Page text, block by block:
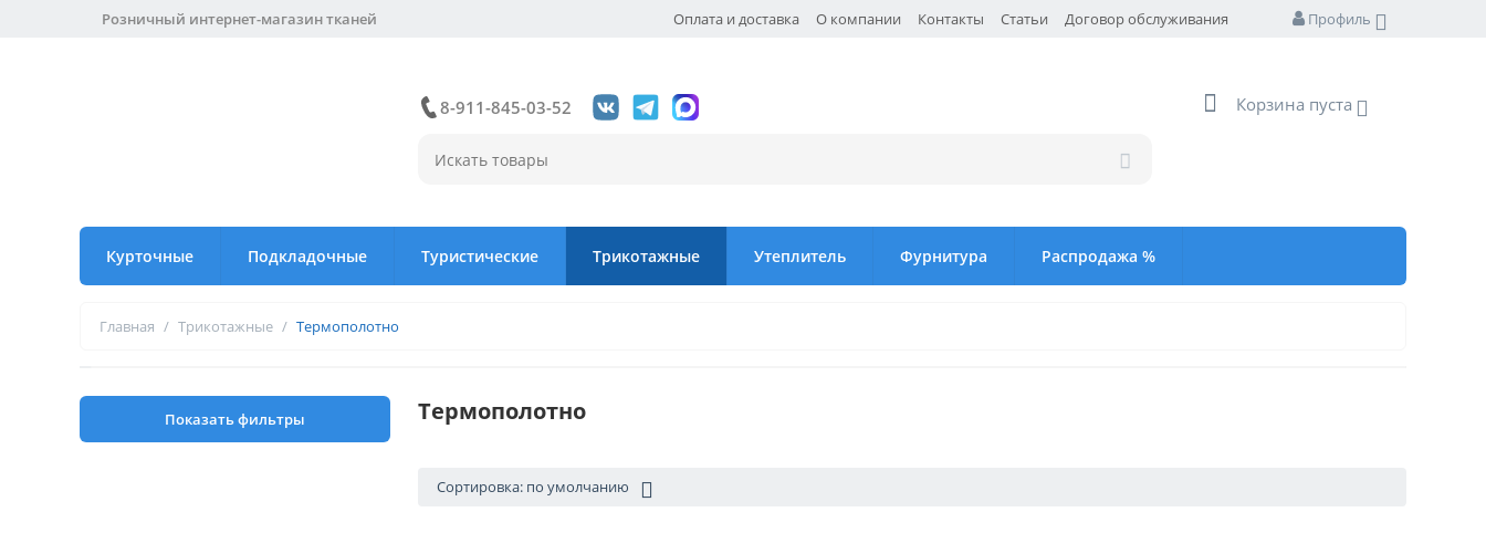
Профиль
Оплата и доставка О компании Контакты Статьи Договор обслуживания
Розничный интернет-магазин тканей
8-911-845-03-52 Корзина пуста
Курточные Подкладочные Туристические Трикотажные Утеплитель Фурнитура Распродажа %
Главная / Трикотажные / Термополотно
Показать фильтры Термополотно
Сортировка: по умолчанию